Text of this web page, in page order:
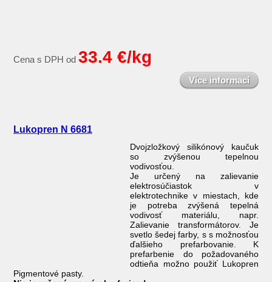
Cena s DPH od 33.4 €/kg
Více informací
Lukopren N 6681
Dvojzložkový silikónový kaučuk
so zvýšenou tepelnou
vodivosťou.
Je určený na zalievanie
elektrosúčiastok v
elektrotechnike v miestach, kde
je potreba zvýšená tepelná
vodivosť materiálu, napr.
Zalievanie transformátorov. Je
svetlo šedej farby, s s možnosťou
ďalšieho prefarbovanie. K
prefarbenie do požadovaného
odtieňa možno použiť Lukopren
Pigmentové pasty.